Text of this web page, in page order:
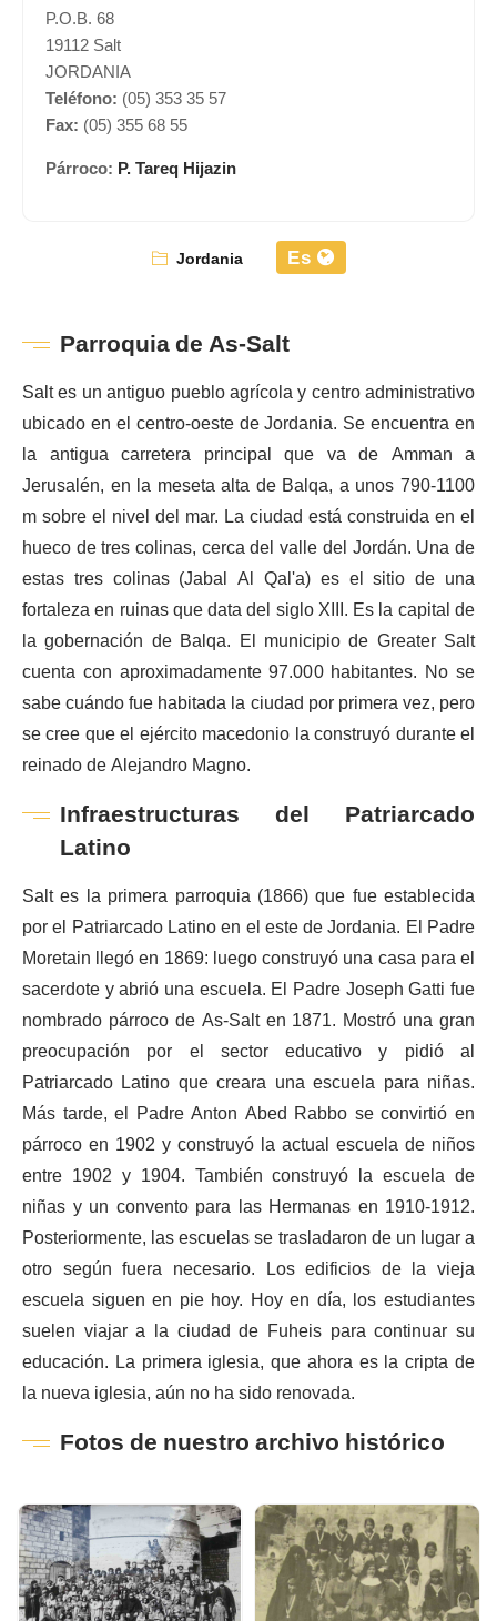
Jordania Es
Parroquia de As-Salt
Salt es un antiguo pueblo agrícola y centro administrativo
ubicado en el centro-oeste de Jordania. Se encuentra en
la antigua carretera principal que va de Amman a
Jerusalén, en la meseta alta de Balqa, a unos 790-1100
m sobre el nivel del mar. La ciudad está construida en el
hueco de tres colinas, cerca del valle del Jordán. Una de
estas tres colinas (Jabal Al Qal'a) es el sitio de una
fortaleza en ruinas que data del siglo XIII. Es la capital de
la gobernación de Balqa. El municipio de Greater Salt
cuenta con aproximadamente 97.000 habitantes. No se
sabe cuándo fue habitada la ciudad por primera vez, pero
se cree que el ejército macedonio la construyó durante el
reinado de Alejandro Magno.
Infraestructuras del Patriarcado
Latino
Salt es la primera parroquia (1866) que fue establecida
por el Patriarcado Latino en el este de Jordania. El Padre
Moretain llegó en 1869: luego construyó una casa para el
sacerdote y abrió una escuela. El Padre Joseph Gatti fue
nombrado párroco de As-Salt en 1871. Mostró una gran
preocupación por el sector educativo y pidió al
Patriarcado Latino que creara una escuela para niñas.
Más tarde, el Padre Anton Abed Rabbo se convirtió en
párroco en 1902 y construyó la actual escuela de niños
entre 1902 y 1904. También construyó la escuela de
niñas y un convento para las Hermanas en 1910-1912.
Posteriormente, las escuelas se trasladaron de un lugar a
otro según fuera necesario. Los edificios de la vieja
escuela siguen en pie hoy. Hoy en día, los estudiantes
suelen viajar a la ciudad de Fuheis para continuar su
educación. La primera iglesia, que ahora es la cripta de
la nueva iglesia, aún no ha sido renovada.
Fotos de nuestro archivo histórico
P.O.B. 68
19112 Salt
JORDANIA
Teléfono:(05) 353 35 57
Fax:(05) 355 68 55
Párroco:P. Tareq Hijazin